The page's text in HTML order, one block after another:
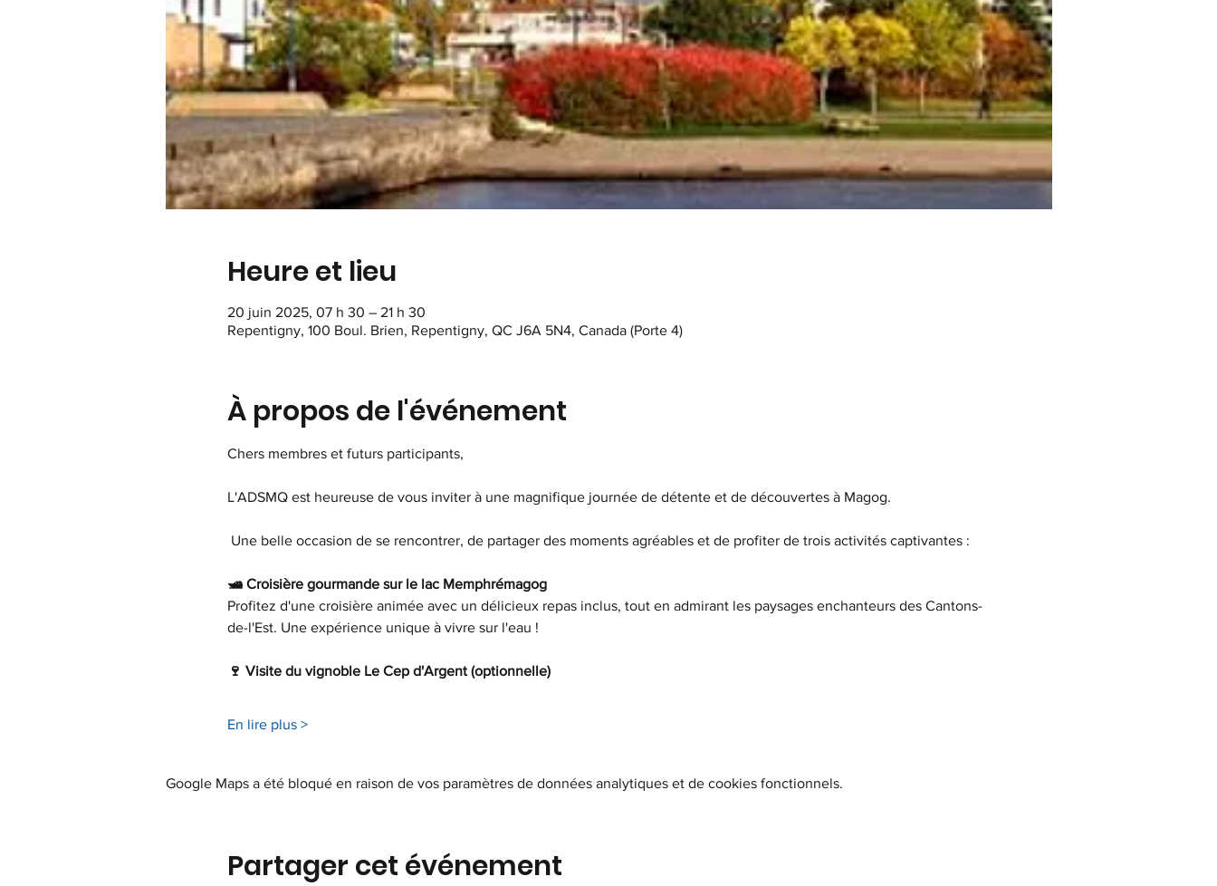
Heure et lieu
20 juin 2025, 07 h 30 – 21 h 30
Repentigny, 100 Boul. Brien, Repentigny, QC J6A 5N4, Canada (Porte 4)
À propos de l'événement
Chers membres et futurs participants,
L'ADSMQ est heureuse de vous inviter à une magnifique journée de détente et de découvertes à Magog.
Une belle occasion de se rencontrer, de partager des moments agréables et de profiter de trois activités captivantes :
🛥️ Croisière gourmande sur le lac Memphrémagog
Profitez d'une croisière animée avec un délicieux repas inclus, tout en admirant les paysages enchanteurs des Cantons-
de-l'Est. Une expérience unique à vivre sur l'eau !
🍷 Visite du vignoble Le Cep d'Argent (optionnelle)
En lire plus >
Google Maps a été bloqué en raison de vos paramètres de données analytiques et de cookies fonctionnels.
Partager cet événement